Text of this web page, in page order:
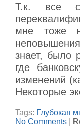
Т.к. все
мне тоже
знает, было
где
изменений
Некоторые
Tags: Глубокая
No Comments